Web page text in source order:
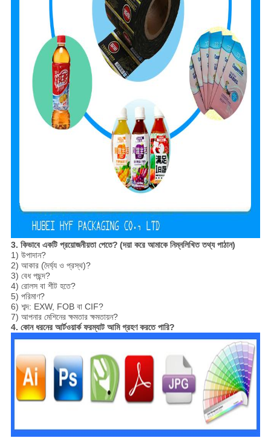
3. কিভাবে একটি প্রয়োজনীয়তা পেতে? (দয়া করে আমাকে নিম্নলিখিত তথ্য পাঠান)
1) উপাদান?
2) আকার (দৈর্ঘ্য ও প্রস্থ)?
3) বেধ পছন্দ?
4) রোলস বা শীট হতে?
5) পরিমাণ?
6) শব্দ: EXW, FOB বা CIF?
7) আপনার মেশিনের ক্ষমতার ক্ষমতায়ন?
4. কোন ধরনের আর্টওয়ার্ক ফরম্যাট আমি গ্রহণ করতে পারি?